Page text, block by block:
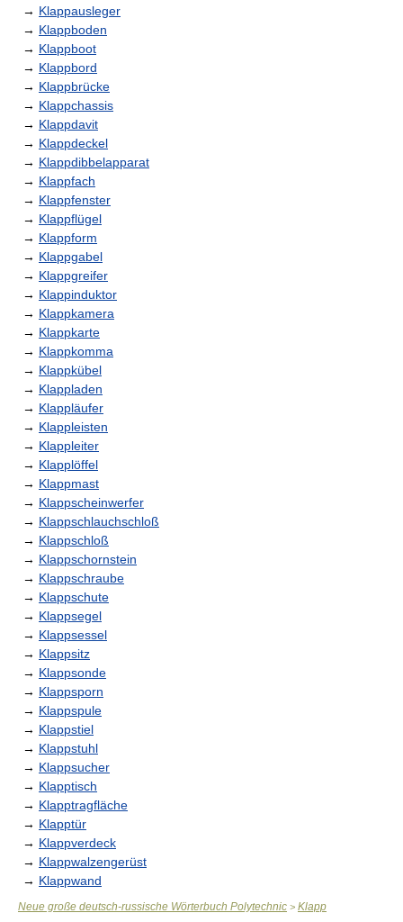
→ Klappausleger
→ Klappboden
→ Klappboot
→ Klappbord
→ Klappbrücke
→ Klappchassis
→ Klappdavit
→ Klappdeckel
→ Klappdibbelapparat
→ Klappfach
→ Klappfenster
→ Klappflügel
→ Klappform
→ Klappgabel
→ Klappgreifer
→ Klappinduktor
→ Klappkamera
→ Klappkarte
→ Klappkomma
→ Klappkübel
→ Klappladen
→ Klappläufer
→ Klappleisten
→ Klappleiter
→ Klapplöffel
→ Klappmast
→ Klappscheinwerfer
→ Klappschlauchschloß
→ Klappschloß
→ Klappschornstein
→ Klappschraube
→ Klappschute
→ Klappsegel
→ Klappsessel
→ Klappsitz
→ Klappsonde
→ Klappsporn
→ Klappspule
→ Klappstiel
→ Klappstuhl
→ Klappsucher
→ Klapptisch
→ Klapptragfläche
→ Klapptür
→ Klappverdeck
→ Klappwalzengerüst
→ Klappwand
Neue große deutsch-russische Wörterbuch Polytechnic > Klapp